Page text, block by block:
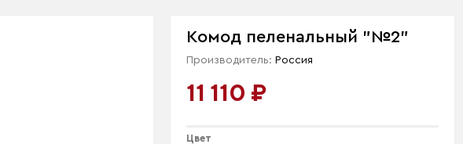
Комод пеленальный "№2"
Производитель: Россия
11 110 ₽
Цвет